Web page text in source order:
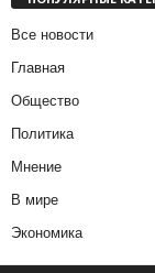
Все новости
Главная
Общество
Политика
Мнение
В мире
Экономика